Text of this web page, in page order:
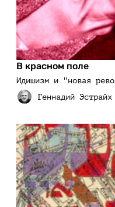
В красном поле
Идишизм и "новая